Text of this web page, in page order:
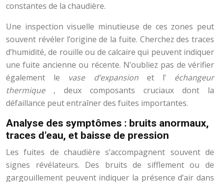
constantes de la chaudière.
Une inspection visuelle minutieuse de ces zones peut
souvent révéler l’origine de la fuite. Cherchez des traces
d’humidité, de rouille ou de calcaire qui peuvent indiquer
une fuite ancienne ou récente. N’oubliez pas de vérifier
également le vase d’expansion et l’ échangeur
thermique , deux composants cruciaux dont la
défaillance peut entraîner des fuites importantes.
Analyse des symptômes : bruits anormaux,
traces d’eau, et baisse de pression
Les fuites de chaudière s’accompagnent souvent de
signes révélateurs. Des bruits de sifflement ou de
gargouillement peuvent indiquer la présence d’air dans